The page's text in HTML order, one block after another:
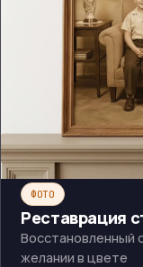
ФОТО
Реставрация
Восстановленный
желании в цвете